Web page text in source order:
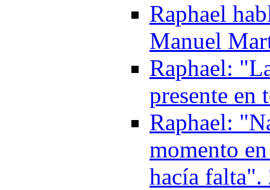
Raphael
Manuel
Raphael:
presente en
Raphael:
momento
hacía falta".